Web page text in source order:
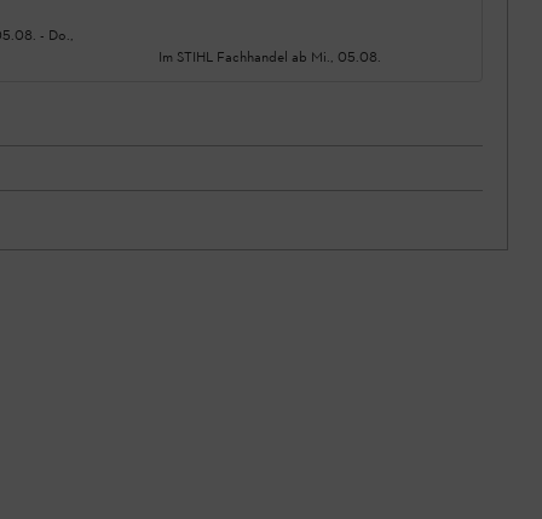
- Do.,
Im STIHL Fachhandel ab Mi., 05.08.